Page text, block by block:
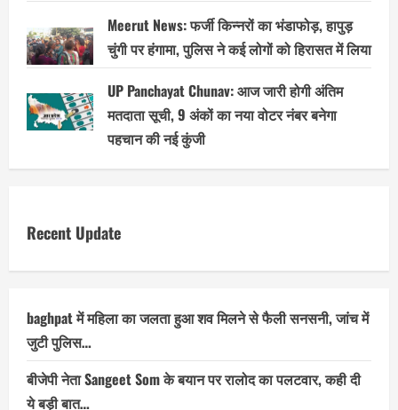
Meerut News: फर्जी किन्नरों का भंडाफोड़, हापुड़
चुंगी पर हंगामा, पुलिस ने कई लोगों को हिरासत में लिया
UP Panchayat Chunav: आज जारी होगी अंतिम
मतदाता सूची, 9 अंकों का नया वोटर नंबर बनेगा
पहचान की नई कुंजी
Recent Update
baghpat में महिला का जलता हुआ शव मिलने से फैली सनसनी, जांच में
जुटी पुलिस…
बीजेपी नेता Sangeet Som के बयान पर रालोद का पलटवार, कही दी
ये बड़ी बात…